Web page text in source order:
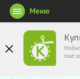
ещё
Меню